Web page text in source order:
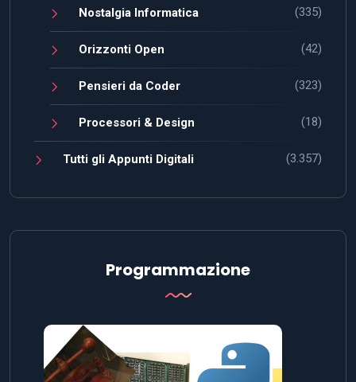
Nostalgia Informatica (335)
Orizzonti Open (42)
Pensieri da Coder (323)
Processori & Design (18)
Tutti gli Appunti Digitali (3.357)
Programmazione